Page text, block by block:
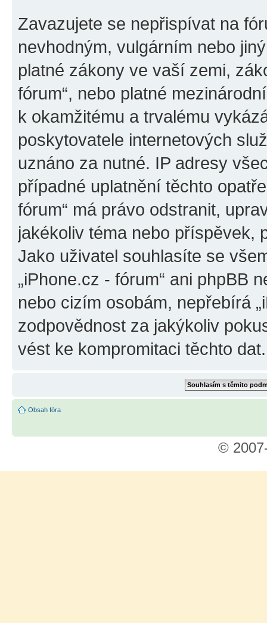
Zavazujete se nepřispívat na
nevhodným, vulgárním nebo
platné zákony ve vaší zemi,
fórum“, nebo platné
k okamžitému a trvalému
poskytovatele internetových
uznáno za nutné. IP adresy
případné uplatnění těchto
fórum“ má právo odstranit,
jakékoliv téma nebo příspěvek,
Jako uživatel souhlasíte se
„iPhone.cz - fórum“ ani phpBB
nebo cizím osobám, nepřebírá
zodpovědnost za jakýkoliv
vést ke kompromitaci těchto dat.
Obsah fóra
©